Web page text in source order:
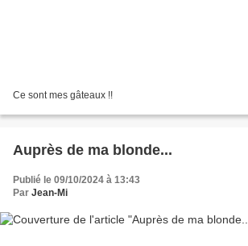
Ce sont mes gâteaux !!
Auprès de ma blonde...
Publié le 09/10/2024 à 13:43
Par Jean-Mi